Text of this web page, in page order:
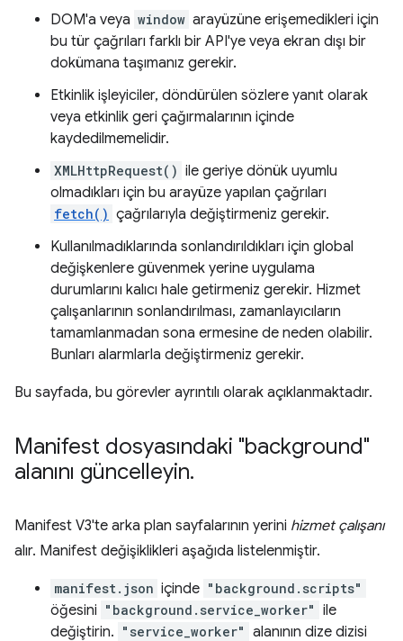
DOM'a veya window arayüzüne erişemedikleri için
bu tür çağrıları farklı bir API'ye veya ekran dışı bir
dokümana taşımanız gerekir.
Etkinlik işleyiciler, döndürülen sözlere yanıt olarak
veya etkinlik geri çağırmalarının içinde
kaydedilmemelidir.
XMLHttpRequest() ile geriye dönük uyumlu
olmadıkları için bu arayüze yapılan çağrıları
fetch() çağrılarıyla değiştirmeniz gerekir.
Kullanılmadıklarında sonlandırıldıkları için global
değişkenlere güvenmek yerine uygulama
durumlarını kalıcı hale getirmeniz gerekir. Hizmet
çalışanlarının sonlandırılması, zamanlayıcıların
tamamlanmadan sona ermesine de neden olabilir.
Bunları alarmlarla değiştirmeniz gerekir.
Bu sayfada, bu görevler ayrıntılı olarak açıklanmaktadır.
Manifest dosyasındaki "background"
alanını güncelleyin.
Manifest V3'te arka plan sayfalarının yerini hizmet çalışanı
alır. Manifest değişiklikleri aşağıda listelenmiştir.
manifest.json içinde "background.scripts"
öğesini "background.service_worker" ile
değiştirin. "service_worker" alanının dize dizisi